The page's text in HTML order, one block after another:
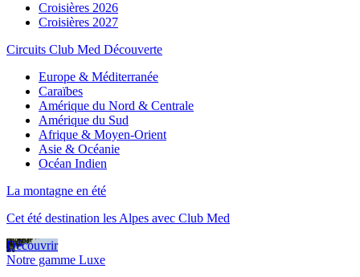
Croisières 2026
Croisières 2027
Circuits Club Med Découverte
Europe & Méditerranée
Caraïbes
Amérique du Nord & Centrale
Amérique du Sud
Afrique & Moyen-Orient
Asie & Océanie
Océan Indien
La montagne en été
Cet été destination les Alpes avec Club Med
Découvrir
Notre gamme Luxe